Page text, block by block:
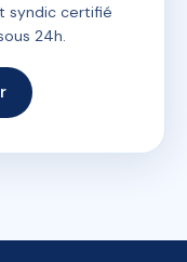
syndic certifié
24h.